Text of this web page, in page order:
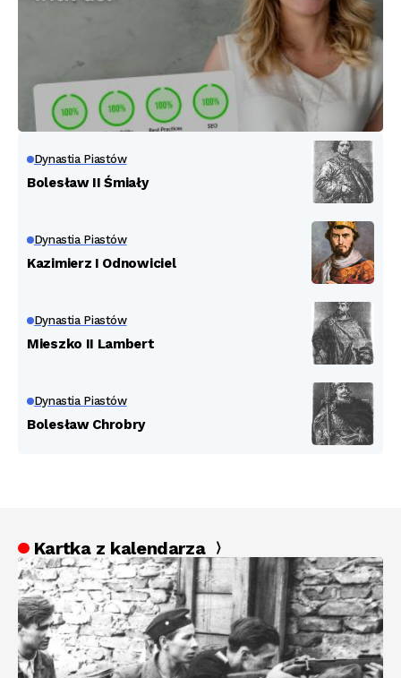
Dynastia Piastów
Bolesław II Śmiały
Dynastia Piastów
Kazimierz I Odnowiciel
Dynastia Piastów
Mieszko II Lambert
Dynastia Piastów
Bolesław Chrobry
Kartka z kalendarza